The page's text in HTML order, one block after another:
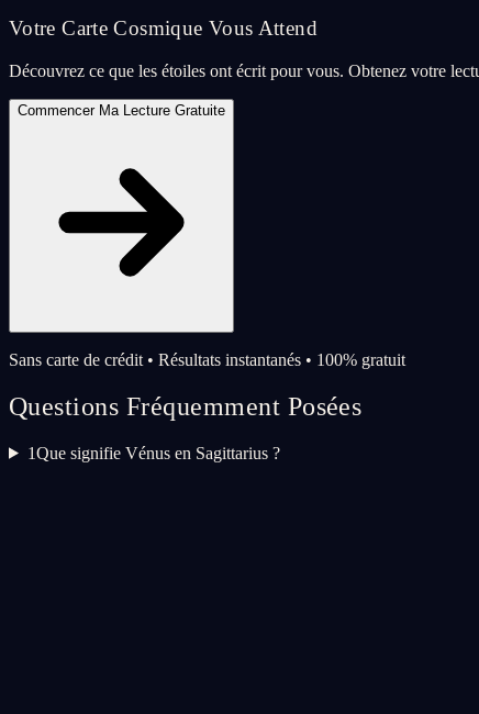
Votre Carte Cosmique Vous Attend
Découvrez ce que les étoiles ont écrit pour vous. Obtenez votre
Commencer Ma Lecture Gratuite
Sans carte de crédit • Résultats instantanés • 100% gratuit
Questions Fréquemment Posées
1Que signifie Vénus en Sagittarius ?